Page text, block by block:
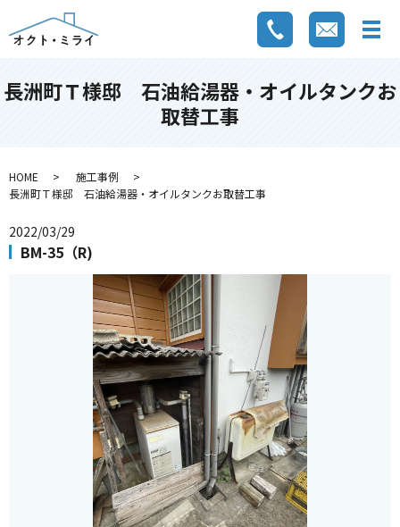
長洲町Ｔ様邸 石油給湯器・オイルタンクお
取替工事
HOME
施工事例
長洲町Ｔ様邸 石油給湯器・オイルタンクお取替工事
2022/03/29
BM-35（R)